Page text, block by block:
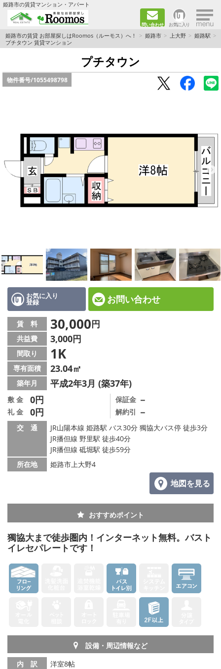
姫路市の賃貸マンション・アパート
問い合わせ お気に入り ×
TOPページ
ファミリー向けの部屋を探す
一人暮らし向けの部屋を探す
敷金礼金0円の部屋を探す
都市ガス&オール電化の部屋を探す
ネット無料の部屋を探す
☆インターネット無料物件☆
☆敷金·礼金0円物件☆
路線·駅から探す
地域から探す
地図から探す
スタッフ紹介
スタッフ募集中
店舗情報·アクセス
メールでお問い合わせ
姫路市の賃貸 お部屋探しはRoomos（ルーモス）へ！ 姫路市 上大野
姫路駅
プチタウン 賃貸マンション
プチタウン
物件番号/1055498798
お気に入り
登録 お問い合わせ
賃 料 30,000円
共益費 3,000円
間取り 1K
専有面積 23.04㎡
築年月 平成2年3月 (築37年)
敷 金 0円
礼 金 0円
保証金 －
解約引 －
交 通
JR山陽本線 姫路駅 バス30分 獨協大バス停 徒歩3分
JR播但線 野里駅 徒歩40分
JR播但線 砥堀駅 徒歩59分
所在地
姫路市上大野4
地図を見る
おすすめポイント
獨協大まで徒歩圏内！インターネット無料。バスト
イレセパレートです！
設備・周辺情報など
内 訳
洋室8帖